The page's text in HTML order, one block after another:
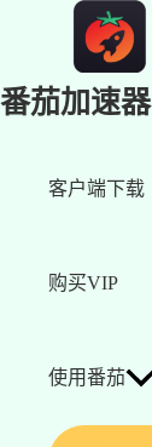
番茄加速器
客户端下载
购买VIP
使用番茄